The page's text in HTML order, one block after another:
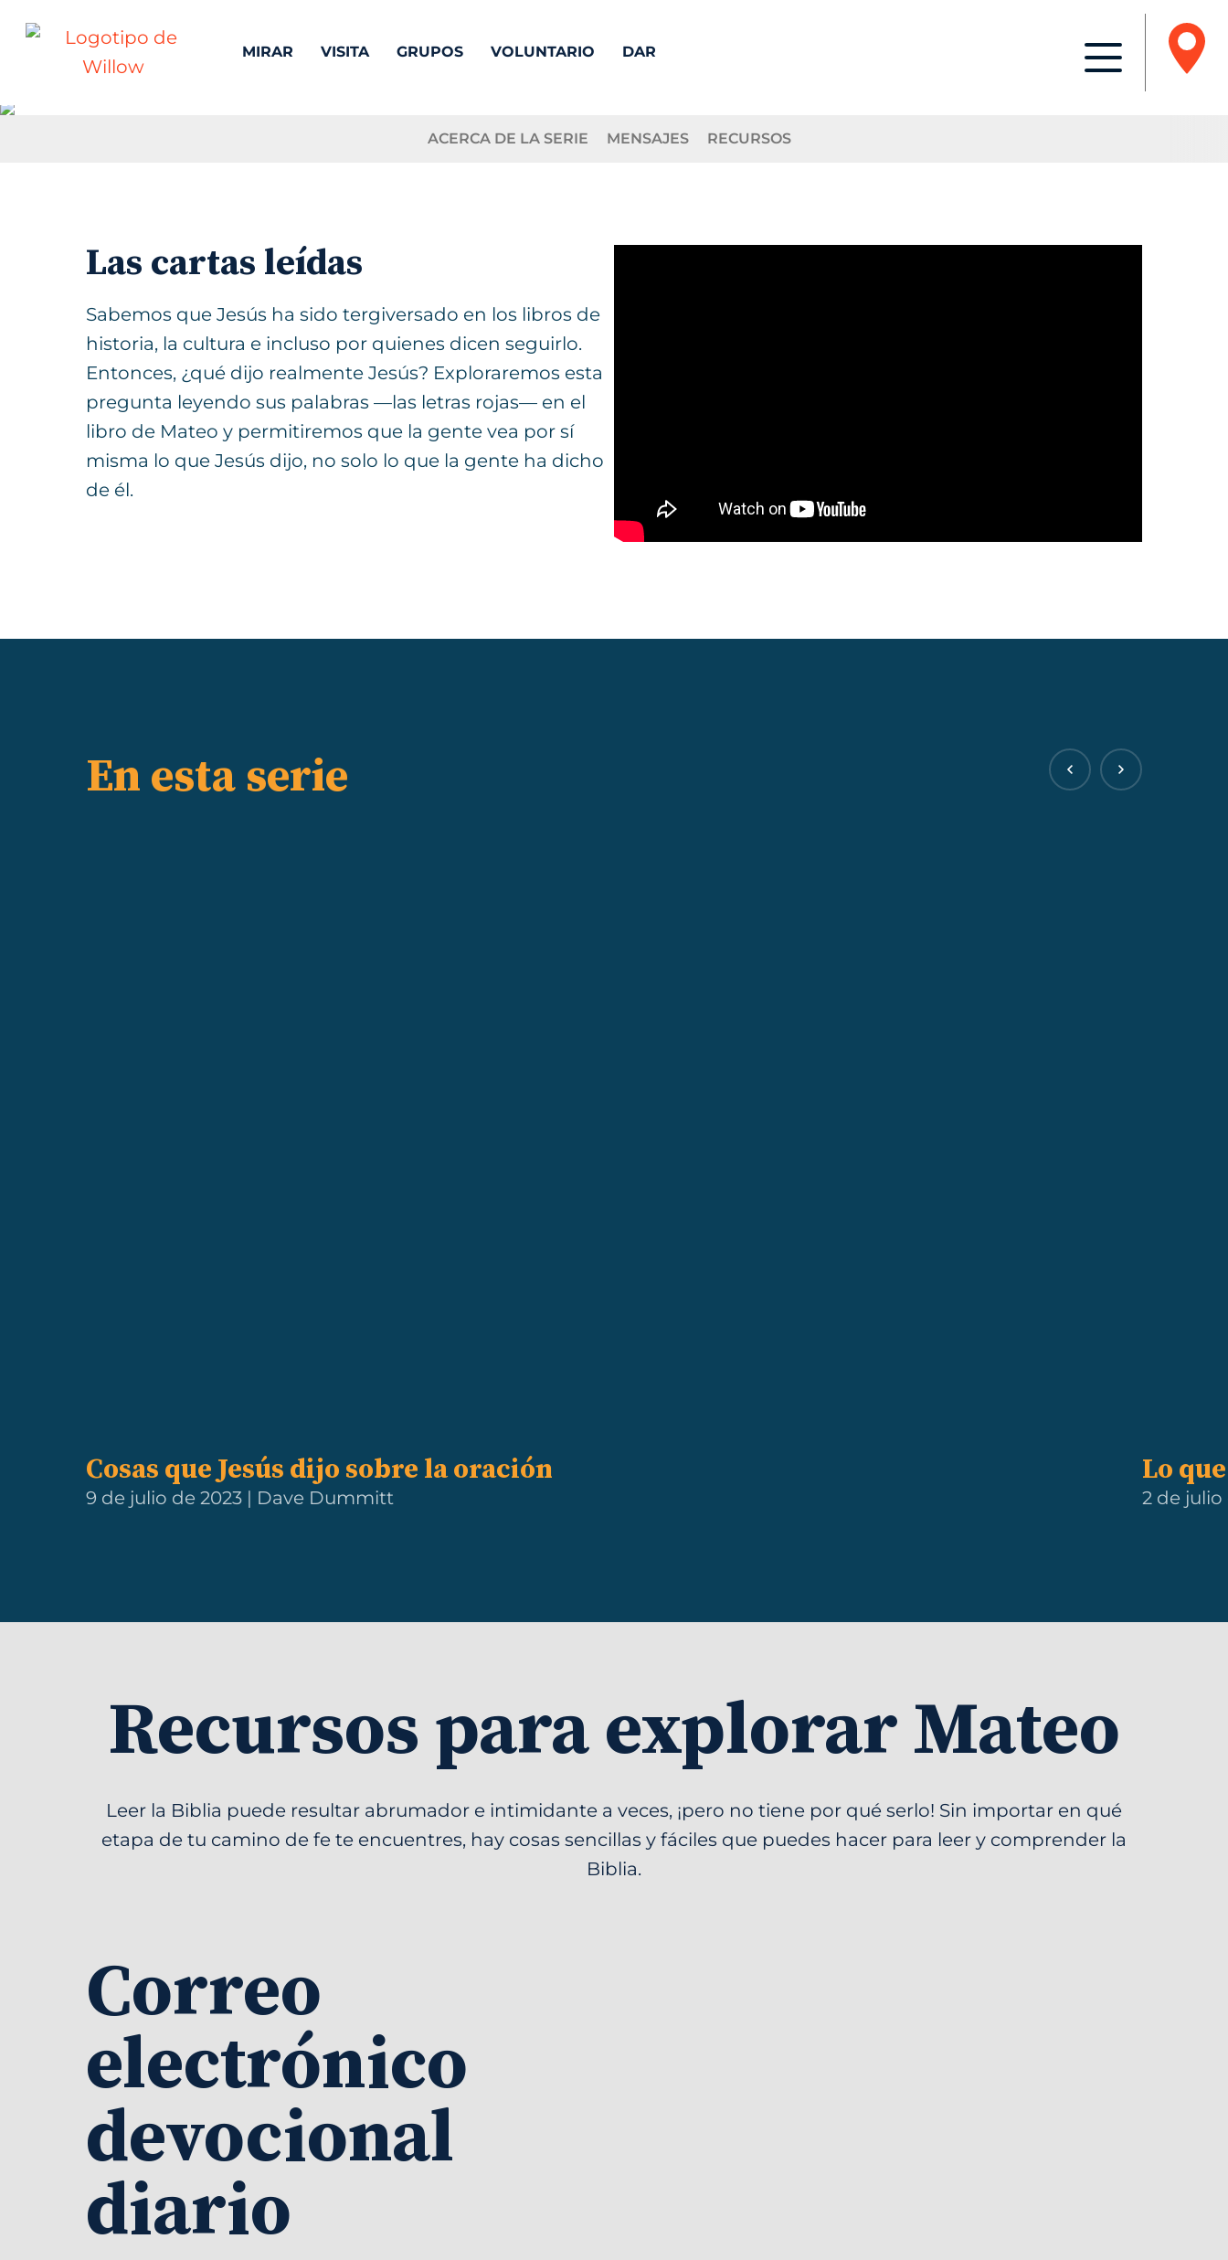
MIRAR VISITA GRUPOS VOLUNTARIO DAR
ACERCA DE LA SERIE MENSAJES RECURSOS
Las cartas leídas
Sabemos que Jesús ha sido tergiversado en los libros de
historia, la cultura e incluso por quienes dicen seguirlo.
Entonces, ¿qué dijo realmente Jesús? Exploraremos esta
pregunta leyendo sus palabras —las letras rojas— en el
libro de Mateo y permitiremos que la gente vea por sí
misma lo que Jesús dijo, no solo lo que la gente ha dicho
de él.
En esta serie
Cosas que Jesús dijo sobre la oración
9 de julio de 2023 | Dave Dummitt
Lo
2 de julio
Recursos para explorar Mateo
Leer la Biblia puede resultar abrumador e intimidante a veces, ¡pero no tiene por qué serlo! Sin importar en qué
etapa de tu camino de fe te encuentres, hay cosas sencillas y fáciles que puedes hacer para leer y comprender la
Biblia.
Correo
electrónico
devocional
diario